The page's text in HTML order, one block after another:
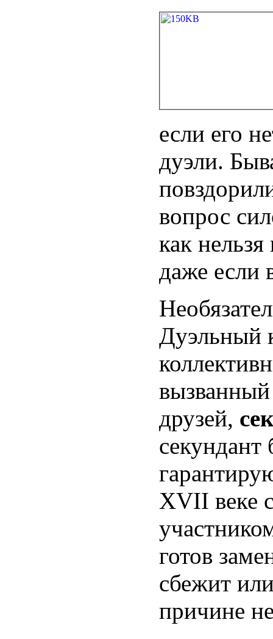
если его
дуэли.
вопрос
как
даже если
Дуэльный
друзей,
XVII веке
готов
сбежит
причине